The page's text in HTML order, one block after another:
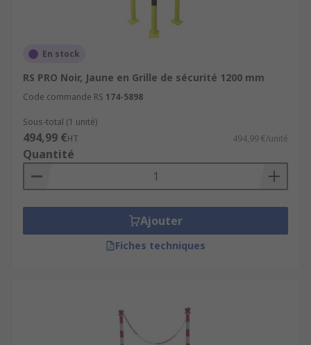
En stock
RS PRO Noir, Jaune en Grille de sécurité 1200 mm
Code commande RS 174-5898
Sous-total (1 unité)
494,99 €HT 494,99 €/unité
Quantité
Ajouter
Fiches techniques